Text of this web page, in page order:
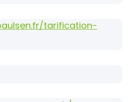
tarification-